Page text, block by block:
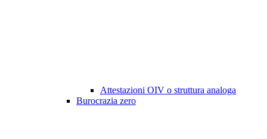
Attestazioni OIV o struttura analoga
Burocrazia zero